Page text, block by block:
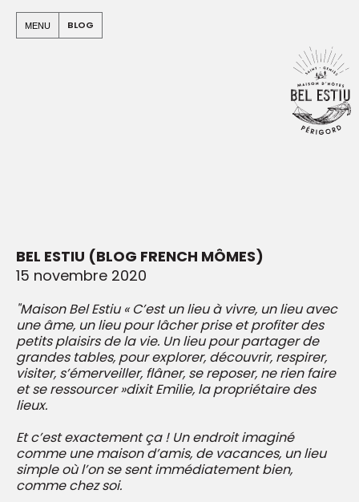
Warning: Undefined array key "apo" in
/home/clients/
on line94
/home/clients/
MENU BLOG
BEL ESTIU (BLOG FRENCH MÔMES)
15 novembre 2020
"Maison Bel Estiu « C’est un lieu à vivre, un lieu avec
une âme, un lieu pour lâcher prise et profiter des
petits plaisirs de la vie. Un lieu pour partager de
grandes tables, pour explorer, découvrir, respirer,
visiter, s’émerveiller, flâner, se reposer, ne rien faire
et se ressourcer »dixit Emilie, la propriétaire des
lieux.
Et c’est exactement ça ! Un endroit imaginé
comme une maison d’amis, de vacances, un lieu
simple où l’on se sent immédiatement bien,
comme chez soi.